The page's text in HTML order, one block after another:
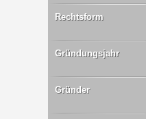
Rechtsform
Gründungsjahr
Gründer